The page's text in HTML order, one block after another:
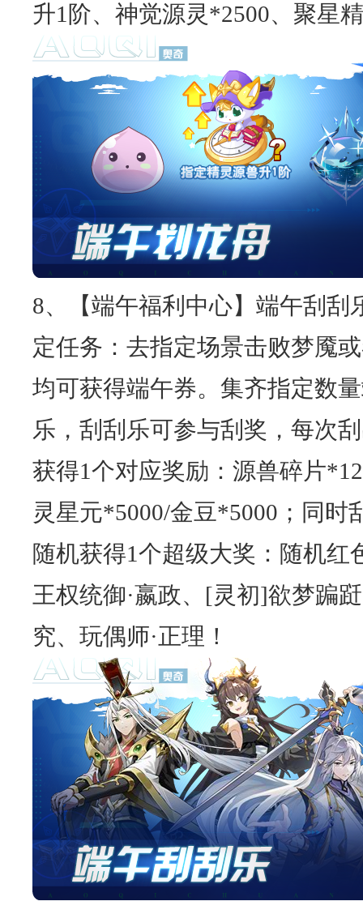
升1阶、神觉源灵*2500、聚星
8、【端午福利中心】端午刮
定任务：去指定场景击败梦魇
均可获得端午券。集齐指定数
乐，刮刮乐可参与刮奖，每次
获得1个对应奖励：源兽碎片
灵星元*5000/金豆*5000；同时
随机获得1个超级大奖：随机
王权统御·嬴政、[灵初]欲梦蹁
究、玩偶师·正理！